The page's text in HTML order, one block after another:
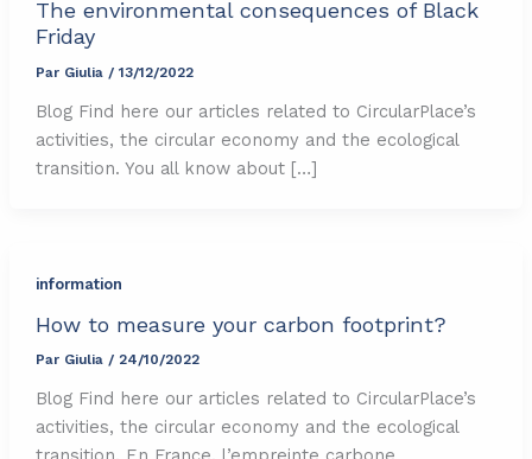
The environmental consequences of Black
Friday
Par Giulia / 13/12/2022
Blog Find here our articles related to CircularPlace’s
activities, the circular economy and the ecological
transition. You all know about […]
information
How to measure your carbon footprint?
Par Giulia / 24/10/2022
Blog Find here our articles related to CircularPlace’s
activities, the circular economy and the ecological